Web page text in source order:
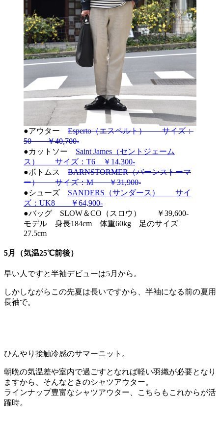
●アウター Esperto（エスペルト） サイズ：
50 ￥40,700-
●カットソー Saint James（セントジェーム
ス） サイズ：T6 ￥14,300-
●ボトムス BARNSTORMER（バーンストーマ
ー） サイズ：M ￥31,900-
●シューズ SANDERS（サンダース） サイ
ズ：UK8 ￥64,900-
●バッグ SLOW＆CO（スロウ） ￥39,600-
モデル 身長184cm 体重60kg 足のサイズ
27.5cm
5月（気温25℃前後）
早い人ですと半袖デビューは5月から。
しかしながらこの先夏は長いですから、半袖になる前の夏用
長袖で。
ひんやり接触冷感のサマーニット。
朝晩の気温差や室内で過ごすとなれば軽い羽織が必要となり
ますから、そんなときのシャツアウター。
ラインナップ豊富なシャツアウター、こちらもこれからが活
躍時。